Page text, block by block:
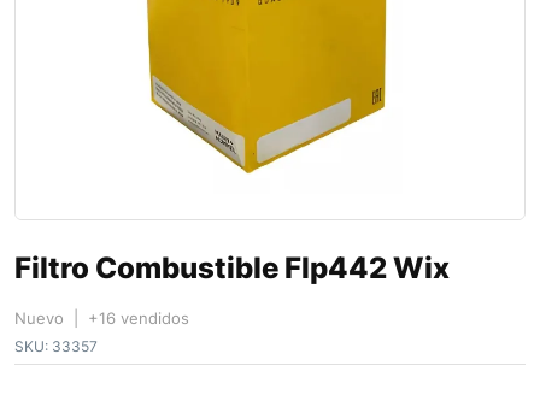
Filtro Combustible Flp442 Wix
Nuevo | +16 vendidos
SKU: 33357